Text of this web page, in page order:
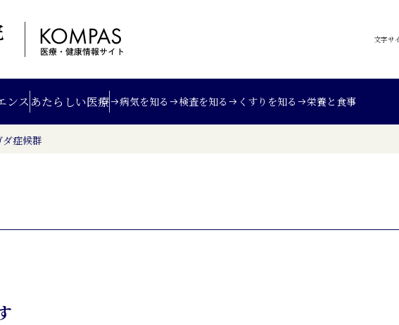
文字サ
ンス あたらしい医療 病気を知る 検査を知る くすりを知る 栄養と食事
ダ症候群